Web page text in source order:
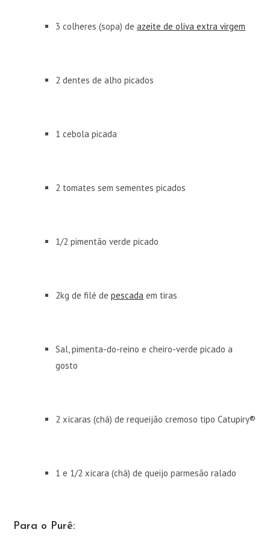
3 colheres (sopa) deazeite de oliva extra virgem
2 dentes de alho picados
1 cebola picada
2 tomates sem sementes picados
1/2 pimentão verde picado
2kg de filé depescada em tiras
Sal, pimenta-do-reino e cheiro-verde picado a
gosto
2 xícaras (chá) de requeijão cremoso tipo Catupiry®
1 e 1/2 xícara (chá) de queijo parmesão ralado
Para o Purê: